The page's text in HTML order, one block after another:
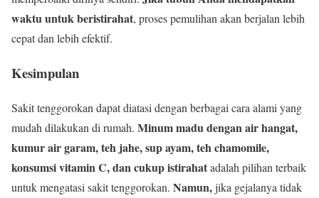
waktu untuk beristirahat, proses pemulihan akan berjalan lebih
cepat dan lebih efektif.
Kesimpulan
Sakit tenggorokan dapat diatasi dengan berbagai cara alami yang
mudah dilakukan di rumah. Minum madu dengan air hangat,
kumur air garam, teh jahe, sup ayam, teh chamomile,
konsumsi vitamin C, dan cukup istirahatadalah pilihan terbaik
untuk mengatasi sakit tenggorokan. Namun,jika gejalanya tidak